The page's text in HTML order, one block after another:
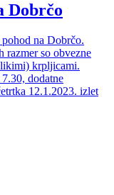
Dobrčo
na Dobrčo.
razmer so obvezne
krpljicami.
dodatne
12.1.2023. izlet